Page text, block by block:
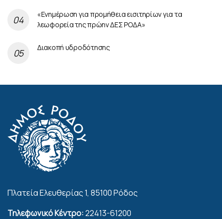
«Ενημέρωση για προμήθεια εισιτηρίων για τα
λεωφορεία της πρώην ΔΕΣ ΡΟΔΑ»
Διακοπή υδροδότησης
Πλατεία Ελευθερίας 1, 85100 Ρόδος
Τηλεφωνικό Κέντρο:22413-61200